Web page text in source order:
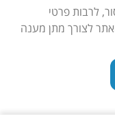
לרבות פרטי
לצורך מתן מענה